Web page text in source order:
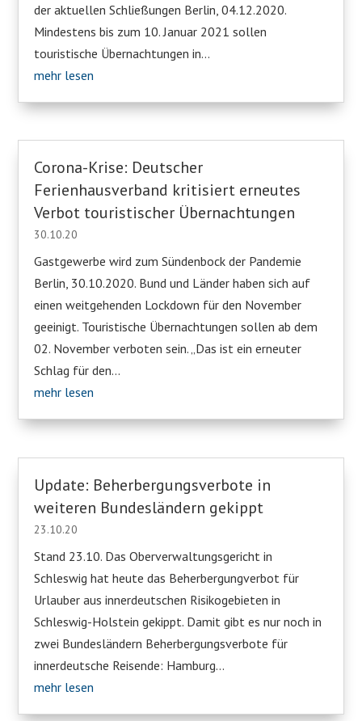
der aktuellen Schließungen Berlin, 04.12.2020.
Mindestens bis zum 10. Januar 2021 sollen
touristische Übernachtungen in...
mehr lesen
Corona-Krise: Deutscher
Ferienhausverband kritisiert erneutes
Verbot touristischer Übernachtungen
30.10.20
Gastgewerbe wird zum Sündenbock der Pandemie
Berlin, 30.10.2020. Bund und Länder haben sich auf
einen weitgehenden Lockdown für den November
geeinigt. Touristische Übernachtungen sollen ab dem
02. November verboten sein. „Das ist ein erneuter
Schlag für den...
mehr lesen
Update: Beherbergungsverbote in
weiteren Bundesländern gekippt
23.10.20
Stand 23.10. Das Oberverwaltungsgericht in
Schleswig hat heute das Beherbergungverbot für
Urlauber aus innerdeutschen Risikogebieten in
Schleswig-Holstein gekippt. Damit gibt es nur noch in
zwei Bundesländern Beherbergungsverbote für
innerdeutsche Reisende: Hamburg...
mehr lesen